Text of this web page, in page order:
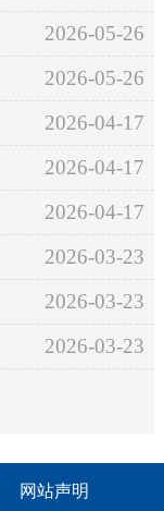
2026-05-26
2026-05-26
2026-04-17
2026-04-17
2026-04-17
2026-03-23
2026-03-23
2026-03-23
网站声明